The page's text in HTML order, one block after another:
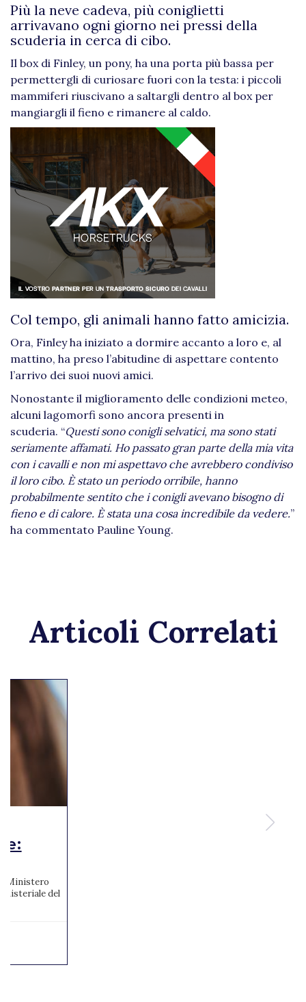
Più la neve cadeva, più coniglietti
arrivavano ogni giorno nei pressi della
scuderia in cerca di cibo.
Il box di Finley, un pony, ha una porta più bassa per
permettergli di curiosare fuori con la testa: i piccoli
mammiferi riuscivano a saltargli dentro al box per
mangiargli il fieno e rimanere al caldo.
Col tempo, gli animali hanno fatto amicizia.
Ora, Finley ha iniziato a dormire accanto a loro e, al
mattino, ha preso l’abitudine di aspettare contento
l’arrivo dei suoi nuovi amici.
Nonostante il miglioramento delle condizioni meteo,
alcuni lagomorfi sono ancora presenti in
scuderia. “Questi sono conigli selvatici, ma sono stati
seriamente affamati. Ho passato gran parte della mia vita
con i cavalli e non mi aspettavo che avrebbero condiviso
il loro cibo. È stato un periodo orribile, hanno
probabilmente sentito che i conigli avevano bisogno di
fieno e di calore. È stata una cosa incredibile da vedere.”
ha commentato Pauline Young.
Articoli Correlati
Ministero
del